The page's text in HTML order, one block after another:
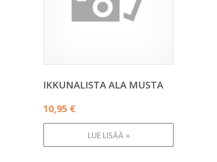
IKKUNALISTA ALA MUSTA
10,95 €
LUE LISÄÄ »